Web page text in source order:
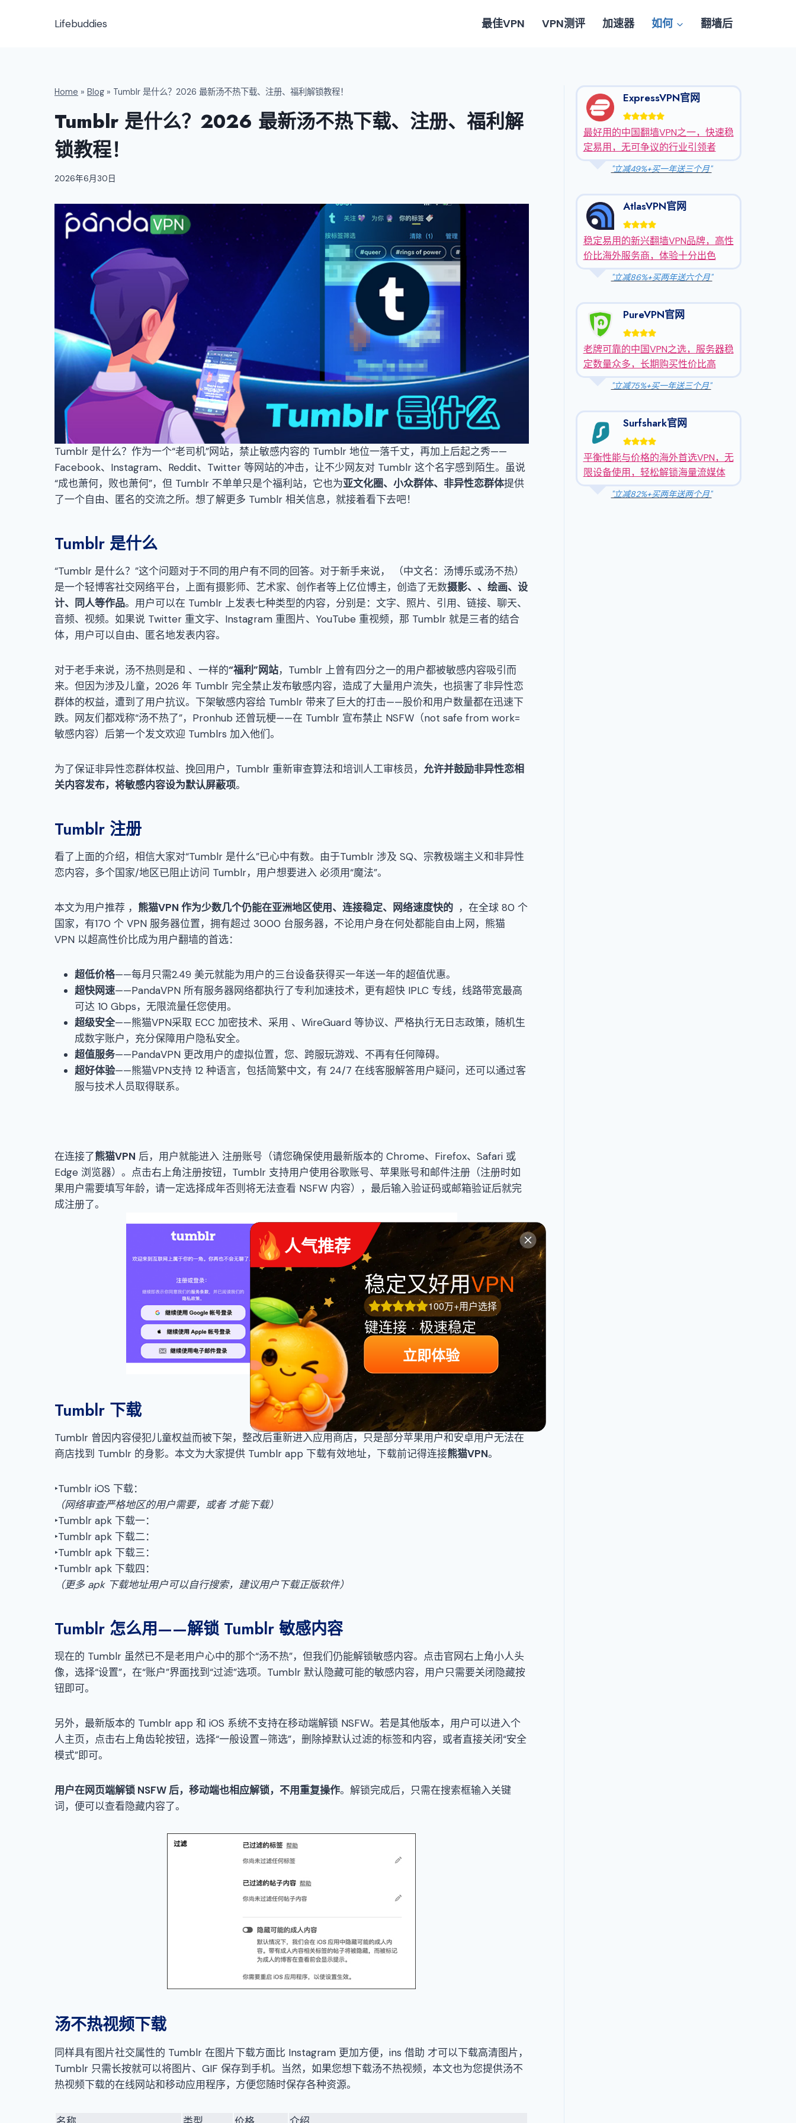
Lifebuddies 最佳VPN VPN测评 加速器 如何 翻墙后
Home » Blog » Tumblr 是什么？2026 最新汤不热下载、注册、福利解锁教程！
Tumblr 是什么？2026 最新汤不热下载、注册、福利解
锁教程！
2026年6月30日
Tumblr 是什么？作为一个“老司机”网站，禁止敏感内容的 Tumblr 地位一落千丈，再加上后起之秀——
Facebook、Instagram、Reddit、Twitter 等网站的冲击，让不少网友对 Tumblr 这个名字感到陌生。虽说
“成也萧何，败也萧何”，但 Tumblr 不单单只是个福利站，它也为亚文化圈、 小众群体、 非异性恋群体提供
了一个自由、匿名的交流之所。想了解更多 Tumblr 相关信息，就接着看下去吧！
Tumblr 是什么
“Tumblr 是什么？”这个问题对于不同的用户有不同的回答。对于新手来说，
（中文名：汤博乐或汤不热）
是一个轻博客社交网络平台，上面有摄影师、艺术家、创作者等上亿位博主，创造了无数摄影、 、 绘画、 设
计、 同人等作品。用户可以在 Tumblr 上发表七种类型的内容，分别是：文字、照片、引用、链接、聊天、
音频、视频。如果说 Twitter 重文字、Instagram 重图片、YouTube 重视频，那 Tumblr 就是三者的结合
体，用户可以自由、匿名地发表内容。
对于老手来说，汤不热则是和 、一样的“福利”网站，Tumblr 上曾有四分之一的用户都被敏感内容吸引而
来。但因为涉及儿童，2026 年 Tumblr 完全禁止发布敏感内容，造成了大量用户流失，也损害了非异性恋
群体的权益，遭到了用户抗议。下架敏感内容给 Tumblr 带来了巨大的打击——股价和用户数量都在迅速下
跌。网友们都戏称“汤不热了”，Pronhub 还曾玩梗——在 Tumblr 宣布禁止 NSFW（not safe from work=
敏感内容）后第一个发文欢迎 Tumblrs 加入他们。
为了保证非异性恋群体权益、挽回用户，Tumblr 重新审查算法和培训人工审核员， 允许并鼓励非异性恋相
关内容发布， 将敏感内容设为默认屏蔽项。
Tumblr 注册
看了上面的介绍，相信大家对“Tumblr 是什么”已心中有数。由于Tumblr 涉及 SQ、宗教极端主义和非异性
恋内容，多个国家/地区已阻止访问 Tumblr，用户想要进入 必须用“魔法”。
本文为用户推荐 ， 熊猫VPN 作为少数几个仍能在亚洲地区使用、 连接稳定、 网络速度快的 ，在全球 80 个
国家，有170 个 VPN 服务器位置，拥有超过 3000 台服务器，不论用户身在何处都能自由上网，熊猫
VPN 以超高性价比成为用户翻墙的首选：
超低价格——每月只需2.49 美元就能为用户的三台设备获得买一年送一年的超值优惠。
超快网速——PandaVPN 所有服务器网络都执行了专利加速技术，更有超快 IPLC 专线，线路带宽最高
可达 10 Gbps，无限流量任您使用。
超级安全——熊猫VPN采取 ECC 加密技术、采用 、WireGuard 等协议、严格执行无日志政策，随机生
成数字账户，充分保障用户隐私安全。
超值服务——PandaVPN 更改用户的虚拟位置，您、跨服玩游戏、不再有任何障碍。
超好体验——熊猫VPN支持 12 种语言，包括简繁中文，有 24/7 在线客服解答用户疑问，还可以通过客
服与技术人员取得联系。
在连接了熊猫VPN 后，用户就能进入 注册账号（请您确保使用最新版本的 Chrome、Firefox、Safari 或
Edge 浏览器）。点击右上角注册按钮，Tumblr 支持用户使用谷歌账号、苹果账号和邮件注册（注册时如
果用户需要填写年龄，请一定选择成年否则将无法查看 NSFW 内容），最后输入验证码或邮箱验证后就完
成注册了。
Tumblr 下载
Tumblr 曾因内容侵犯儿童权益而被下架，整改后重新进入应用商店，只是部分苹果用户和安卓用户无法在
商店找到 Tumblr 的身影。本文为大家提供 Tumblr app 下载有效地址，下载前记得连接熊猫VPN。
‣Tumblr iOS 下载：
（网络审查严格地区的用户需要，或者 才能下载）
‣Tumblr apk 下载一：
‣Tumblr apk 下载二：
‣Tumblr apk 下载三：
‣Tumblr apk 下载四：
（更多apk 下载地址用户可以自行搜索， 建议用户下载正版软件）
Tumblr 怎么用——解锁 Tumblr 敏感内容
现在的 Tumblr 虽然已不是老用户心中的那个“汤不热”，但我们仍能解锁敏感内容。点击官网右上角小人头
像，选择“设置”，在“账户”界面找到“过滤”选项。Tumblr 默认隐藏可能的敏感内容，用户只需要关闭隐藏按
钮即可。
另外，最新版本的 Tumblr app 和 iOS 系统不支持在移动端解锁 NSFW。若是其他版本，用户可以进入个
人主页，点击右上角齿轮按钮，选择“一般设置—筛选”，删除掉默认过滤的标签和内容，或者直接关闭“安全
模式”即可。
用户在网页端解锁 NSFW 后， 移动端也相应解锁， 不用重复操作。解锁完成后，只需在搜索框输入关键
词，便可以查看隐藏内容了。
汤不热视频下载
同样具有图片社交属性的 Tumblr 在图片下载方面比 Instagram 更加方便，ins 借助 才可以下载高清图片，
Tumblr 只需长按就可以将图片、GIF 保存到手机。当然，如果您想下载汤不热视频，本文也为您提供汤不
热视频下载的在线网站和移动应用程序，方便您随时保存各种资源。
ExpressVPN官网
最好用的中国翻墙VPN之一，快速稳
定易用，无可争议的行业引领者
"立减49%+买一年送三个月"
AtlasVPN官网
稳定易用的新兴翻墙VPN品牌，高性
价比海外服务商，体验十分出色
"立减86%+买两年送六个月"
PureVPN官网
老牌可靠的中国VPN之选，服务器稳
定数量众多，长期购买性价比高
"立减75%+买一年送三个月"
Surfshark官网
平衡性能与价格的海外首选VPN，无
限设备使用，轻松解锁海量流媒体
"立减82%+买两年送两个月"
人气推荐
稳定又好用VPN
100万+用户选择
键连接 · 极速稳定
立即体验